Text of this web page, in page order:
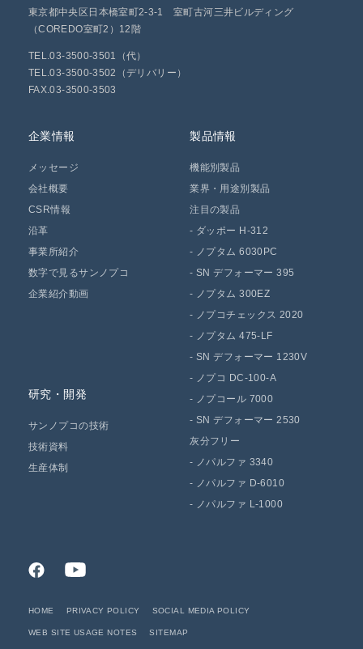
東京都中央区日本橋室町2-3-1 室町古河三井ビルディング
（COREDO室町2）12階
TEL.03-3500-3501（代）
TEL.03-3500-3502（デリバリー）
FAX.03-3500-3503
企業情報
メッセージ
会社概要
CSR情報
沿革
事業所紹介
数字で見るサンノプコ
企業紹介動画
製品情報
機能別製品
業界・用途別製品
注目の製品
- ダッポー H-312
- ノプタム 6030PC
-SN デフォーマー 395
- ノプタム 300EZ
- ノプコチェックス 2020
- ノプタム 475-LF
-SN デフォーマー 1230V
- ノプコ DC-100-A
- ノプコール 7000
-SN デフォーマー 2530
灰分フリー
- ノパルファ 3340
- ノパルファ D-6010
- ノパルファ L-1000
研究・開発
サンノプコの技術
技術資料
生産体制
HOME PRIVACY POLICY SOCIAL MEDIA POLICY
WEB SITE USAGE NOTES SITEMAP